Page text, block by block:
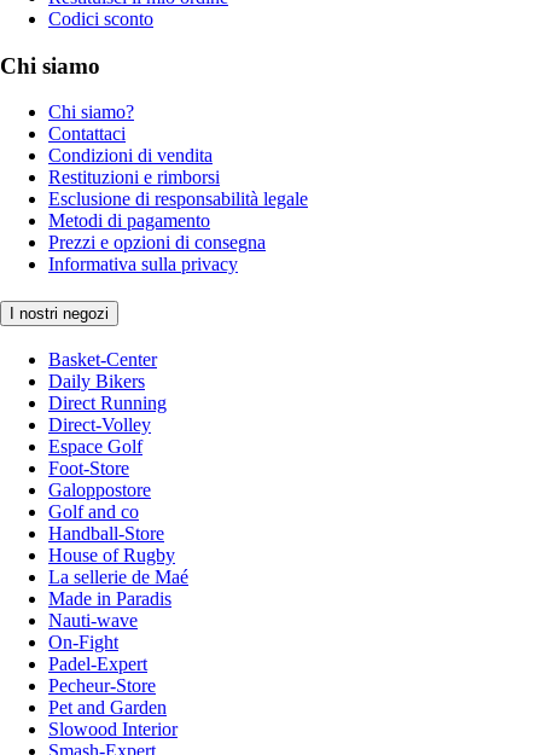
Codici sconto
Chi siamo
Chi siamo?
Contattaci
Condizioni di vendita
Restituzioni e rimborsi
Esclusione di responsabilità legale
Metodi di pagamento
Prezzi e opzioni di consegna
Informativa sulla privacy
I nostri negozi
Basket-Center
Daily Bikers
Direct Running
Direct-Volley
Espace Golf
Foot-Store
Galoppostore
Golf and co
Handball-Store
House of Rugby
La sellerie de Maé
Made in Paradis
Nauti-wave
On-Fight
Padel-Expert
Pecheur-Store
Pet and Garden
Slowood Interior
Smash-Expert